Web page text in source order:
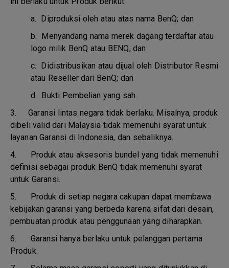
a. Diproduksi oleh atau atas nama BenQ; dan
b. Menyandang nama merek dagang terdaftar atau
logo milik BenQ atau BENQ; dan
c. Didistribusikan atau dijual oleh Distributor Resmi
atau Reseller dari BenQ; dan
d. Bukti Pembelian yang sah.
3.Garansi lintas negara tidak berlaku. Misalnya, produk
dibeli valid dari Malaysia tidak memenuhi syarat untuk
layanan Garansi di Indonesia, dan sebaliknya.
4. Produk atau aksesoris bundel yang tidak memenuhi
definisi sebagai produk BenQ tidak memenuhi syarat
untuk Garansi.
5. Produk di setiap negara cakupan dapat membawa
kebijakan garansi yang berbeda karena sifat dari desain,
pembuatan produk atau penggunaan yang diharapkan.
6. Garansi hanya berlaku untuk pelanggan pertama
Produk.